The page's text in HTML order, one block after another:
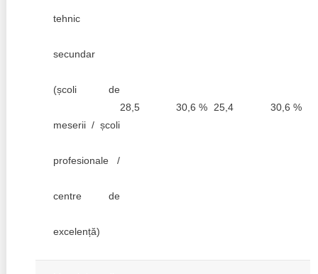
tehnic
secundar
(școli de
meserii / școli
profesionale /
centre de
excelență)
28,5 30,6 % 25,4 30,6 %